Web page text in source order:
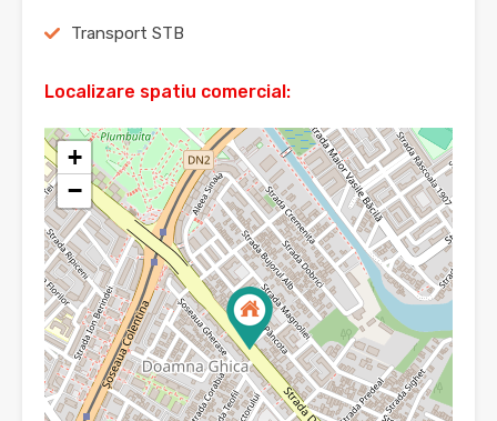
Transport STB
Localizare spatiu comercial:
+
−